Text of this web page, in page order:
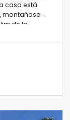
casa está
montañosa y
de la